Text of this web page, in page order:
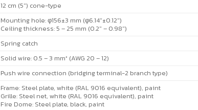
12 cm (5″) cone-type
Mounting hole: φ156±3 mm (φ6.14″±0.12″)
Ceiling thickness: 5 – 25 mm (0.2″ – 0.98″)
Spring catch
Solid wire: 0.5 – 3 mm² (AWG 20 – 12)
Push wire connection (bridging terminal-2 branch type)
Frame: Steel plate, white (RAL 9016 equivalent), paint
Grille: Steel net, white (RAL 9016 equivalent), paint
Fire Dome: Steel plate, black, paint